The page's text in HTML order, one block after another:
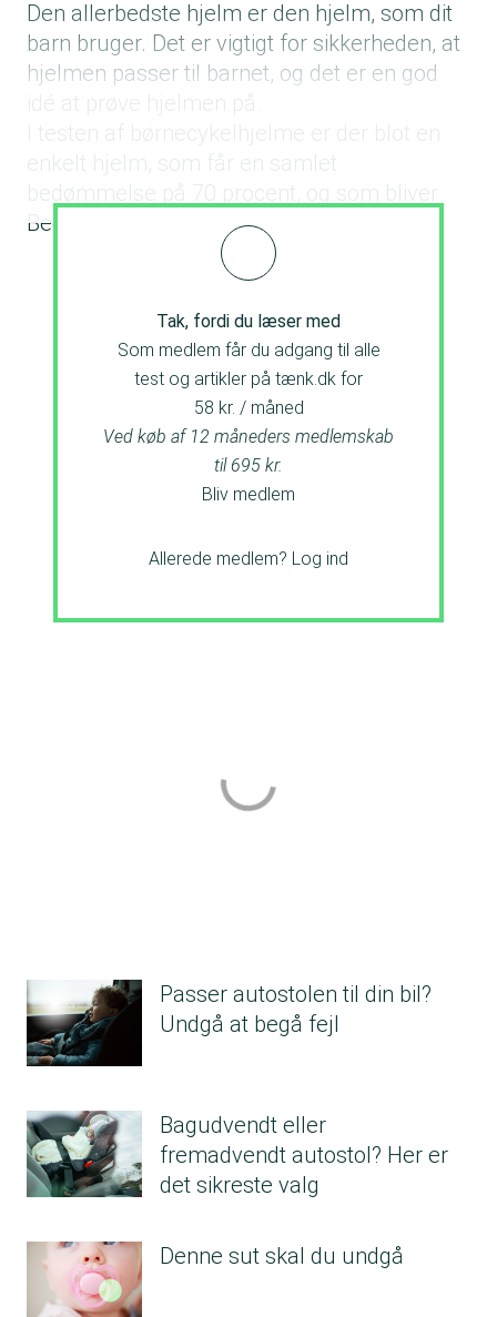
hjelmene her
Den allerbedste hjelm er den hjelm, som dit
barn bruger. Det er vigtigt for sikkerheden, at
hjelmen passer til barnet, og det er en god
I testen af børnecykelhjelme er der blot en
enkelt hjelm, som får en samlet
bedømmelse på 70 procent, og som bliver
Bedst i test.
Tak, fordi du læser med
Som medlem får du adgang til alle
test og artikler på tænk.dk for
58 kr. / måned
Ved køb af 12 måneders medlemskab
til 695 kr.
Bliv medlem
Allerede medlem? Log ind
Passer autostolen til din bil?
Undgå at begå fejl
Bagudvendt eller
fremadvendt autostol? Her er
det sikreste valg
Denne sut skal du undgå